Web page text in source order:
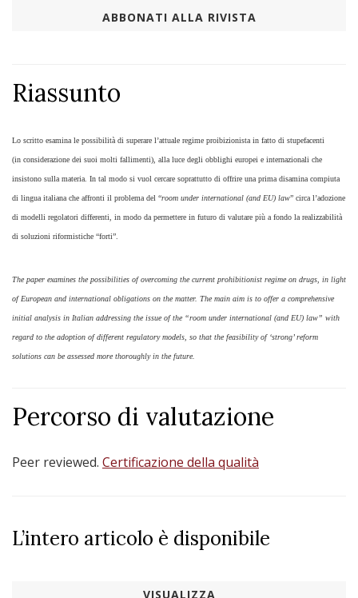
ABBONATI ALLA RIVISTA
Riassunto
​Lo scritto esamina le possibilità di superare l’attuale regime proibizionista in fatto di stupefacenti
(in considerazione dei suoi molti fallimenti), alla luce degli obblighi europei e internazionali che
insistono sulla materia. In tal modo si vuol cercare soprattutto di offrire una prima disamina compiuta
di lingua italiana che affronti il problema del “room under international (and EU) law” circa l’adozione
di modelli regolatori differenti, in modo da permettere in futuro di valutare più a fondo la realizzabilità
di soluzioni riformistiche “forti”.
The paper examines the possibilities of overcoming the current prohibitionist regime on drugs, in light
of European and international obligations on the matter. The main aim is to offer a comprehensive
initial analysis in Italian addressing the issue of the “room under international (and EU) law” with
regard to the adoption of different regulatory models, so that the feasibility of ‘strong’ reform
solutions can be assessed more thoroughly in the future.
Percorso di valutazione
Peer reviewed. Certificazione della qualità
L’intero articolo è disponibile
VISUALIZZA